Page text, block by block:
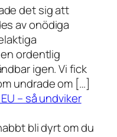
det sig att
av onödiga
ordentlig
igen. Vi fick
undrade om […]
– så undviker
bli dyrt om du